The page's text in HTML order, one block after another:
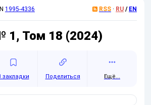
1995-4336 RSS · RU / EN
1, Том 18 (2024)
Поделиться Ещё...